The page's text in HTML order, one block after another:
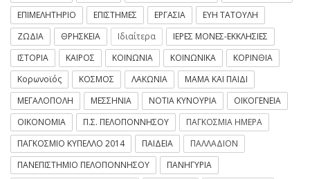
ΕΠΙΜΕΛΗΤΗΡΙΟ
ΕΠΙΣΤΗΜΕΣ ΕΡΓΑΣΙΑ
ΕΥΗ ΤΑΤΟΥΛΗ
ΖΩΔΙΑ
ΘΡΗΣΚΕΙΑ Ιδιαίτερα
ΙΕΡΕΣ ΜΟΝΕΣ-ΕΚΚΛΗΣΙΕΣ
ΙΣΤΟΡΙΑ
ΚΑΙΡΟΣ ΚΟΙΝΩΝΙΑ ΚΟΙΝΩΝΙΚΑ
ΚΟΡΙΝΘΙΑ
Κορωνοϊός
ΚΟΣΜΟΣ ΛΑΚΩΝΙΑ
ΜΑΜΑ ΚΑΙ ΠΑΙΔΙ
ΜΕΓΑΛΟΠΟΛΗ
ΜΕΣΣΗΝΙΑ ΝΟΤΙΑ ΚΥΝΟΥΡΙΑ
ΟΙΚΟΓΕΝΕΙΑ
ΟΙΚΟΝΟΜΙΑ
Π.Σ. ΠΕΛΟΠΟΝΝΗΣΟΥ
ΠΑΓΚΟΣΜΙΑ ΗΜΕΡΑ
ΠΑΓΚΟΣΜΙΟ ΚΥΠΕΛΛΟ 2014
ΠΑΙΔΕΙΑ
ΠΑΛΛΑΔΙΟΝ
ΠΑΝΕΠΙΣΤΗΜΙΟ ΠΕΛΟΠΟΝΝΗΣΟΥ
ΠΑΝΗΓΥΡΙΑ